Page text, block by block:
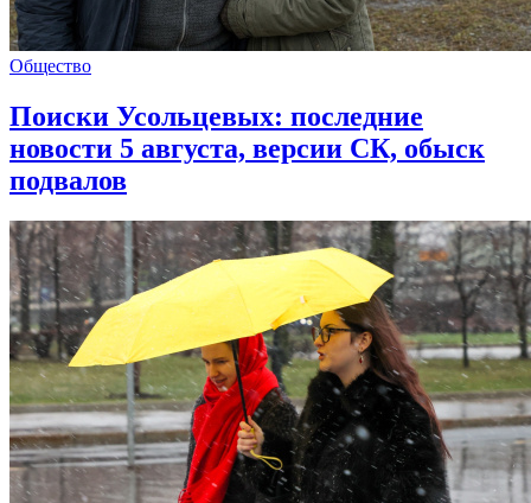
Общество
Поиски Усольцевых: последние
новости 5 августа, версии СК, обыск
подвалов